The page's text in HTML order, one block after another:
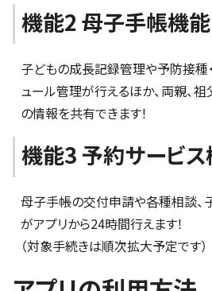
機能2 母子手帳機能
子どもの成長記録管理や予防接種
ュール管理が行えるほか、両親、
の情報を共有できます！
機能3 予約サービ
母子手帳の交付申請や各種相談、
がアプリから24時間行えます！
（対象手続きは順次拡大予定です）